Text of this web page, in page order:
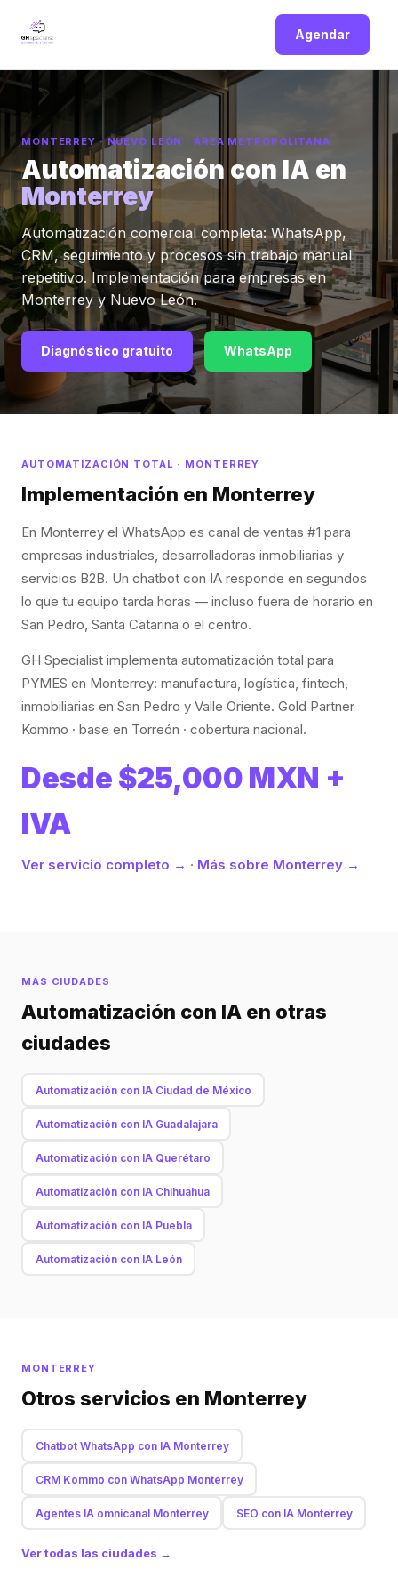
Agendar
MONTERREY · NUEVO LEÓN · ÁREA METROPOLITANA
Automatización con IA en
Monterrey
Automatización comercial completa: WhatsApp,
CRM, seguimiento y procesos sin trabajo manual
repetitivo. Implementación para empresas en
Monterrey y Nuevo León.
Diagnóstico gratuito WhatsApp
AUTOMATIZACIÓN TOTAL · MONTERREY
Implementación en Monterrey
En Monterrey el WhatsApp es canal de ventas #1 para
empresas industriales, desarrolladoras inmobiliarias y
servicios B2B. Un chatbot con IA responde en segundos
lo que tu equipo tarda horas — incluso fuera de horario en
San Pedro, Santa Catarina o el centro.
GH Specialist implementa automatización total para
PYMES en Monterrey: manufactura, logística, fintech,
inmobiliarias en San Pedro y Valle Oriente. Gold Partner
Kommo · base en Torreón · cobertura nacional.
Desde $25,000 MXN +
IVA
Ver servicio completo → · Más sobre Monterrey →
MÁS CIUDADES
Automatización con IA en otras
ciudades
Automatización con IA Ciudad de México
Automatización con IA Guadalajara
Automatización con IA Querétaro
Automatización con IA Chihuahua
Automatización con IA Puebla
Automatización con IA León
MONTERREY
Otros servicios en Monterrey
Chatbot WhatsApp con IA Monterrey
CRM Kommo con WhatsApp Monterrey
Agentes IA omnicanal Monterrey SEO con IA Monterrey
Ver todas las ciudades →